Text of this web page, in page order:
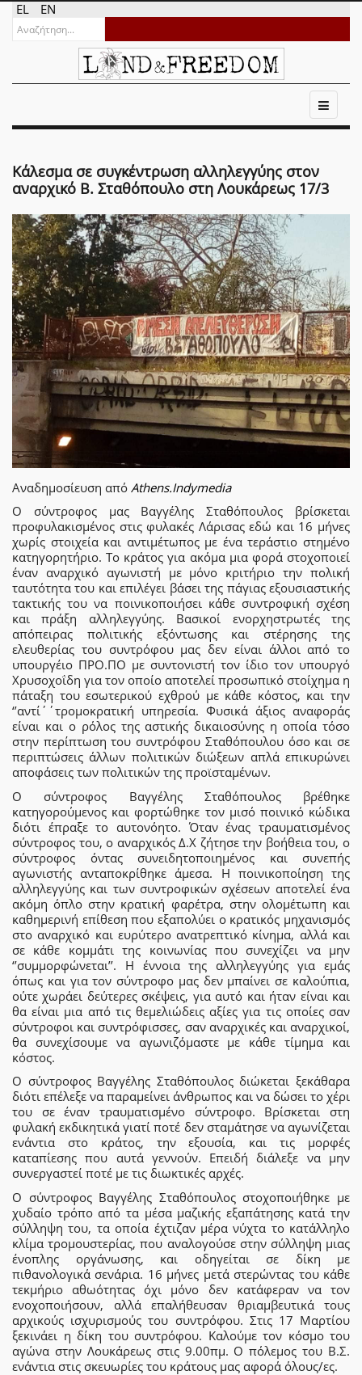
EL EN
Κάλεσμα σε συγκέντρωση αλληλεγγύης στον
αναρχικό Β. Σταθόπουλο στη Λουκάρεως 17/3
Αναδημοσίευση από Athens.Indymedia
Ο σύντροφος μας Βαγγέλης Σταθόπουλος βρίσκεται
προφυλακισμένος στις φυλακές Λάρισας εδώ και 16 μήνες
χωρίς στοιχεία και αντιμέτωπος με ένα τεράστιο στημένο
κατηγορητήριο. Το κράτος για ακόμα μια φορά στοχοποιεί
έναν αναρχικό αγωνιστή με μόνο κριτήριο την πολική
ταυτότητα του και επιλέγει βάσει της πάγιας εξουσιαστικής
τακτικής του να ποινικοποιήσει κάθε συντροφική σχέση
και πράξη αλληλεγγύης. Βασικοί ενορχηστρωτές της
απόπειρας πολιτικής εξόντωσης και στέρησης της
ελευθερίας του συντρόφου μας δεν είναι άλλοι από το
υπουργέιο ΠΡΟ.ΠΟ με συντονιστή τον ίδιο τον υπουργό
Χρυσοχοΐδη για τον οποίο αποτελεί προσωπικό στοίχημα η
πάταξη του εσωτερικού εχθρού με κάθε κόστος, και την
‘’αντί΄΄τρομοκρατική υπηρεσία. Φυσικά άξιος αναφοράς
είναι και ο ρόλος της αστικής δικαιοσύνης η οποία τόσο
στην περίπτωση του συντρόφου Σταθόπουλου όσο και σε
περιπτώσεις άλλων πολιτικών διώξεων απλά επικυρώνει
αποφάσεις των πολιτικών της προϊσταμένων.
Ο σύντροφος Βαγγέλης Σταθόπουλος βρέθηκε
κατηγορούμενος και φορτώθηκε τον μισό ποινικό κώδικα
διότι έπραξε το αυτονόητο. Όταν ένας τραυματισμένος
σύντροφος του, ο αναρχικός Δ.Χ ζήτησε την βοήθεια του, ο
σύντροφος όντας συνειδητοποιημένος και συνεπής
αγωνιστής ανταποκρίθηκε άμεσα. Η ποινικοποίηση της
αλληλεγγύης και των συντροφικών σχέσεων αποτελεί ένα
ακόμη όπλο στην κρατική φαρέτρα, στην ολομέτωπη και
καθημερινή επίθεση που εξαπολύει ο κρατικός μηχανισμός
στο αναρχικό και ευρύτερο ανατρεπτικό κίνημα, αλλά και
σε κάθε κομμάτι της κοινωνίας που συνεχίζει να μην
‘’συμμορφώνεται’’. Η έννοια της αλληλεγγύης για εμάς
όπως και για τον σύντροφο μας δεν μπαίνει σε καλούπια,
ούτε χωράει δεύτερες σκέψεις, για αυτό και ήταν είναι και
θα είναι μια από τις θεμελιώδεις αξίες για τις οποίες σαν
σύντροφοι και συντρόφισσες, σαν αναρχικές και αναρχικοί,
θα συνεχίσουμε να αγωνιζόμαστε με κάθε τίμημα και
κόστος.
Ο σύντροφος Βαγγέλης Σταθόπουλος διώκεται ξεκάθαρα
διότι επέλεξε να παραμείνει άνθρωπος και να δώσει το χέρι
του σε έναν τραυματισμένο σύντροφο. Βρίσκεται στη
φυλακή εκδικητικά γιατί ποτέ δεν σταμάτησε να αγωνίζεται
ενάντια στο κράτος, την εξουσία, και τις μορφές
καταπίεσης που αυτά γεννούν. Επειδή διάλεξε να μην
συνεργαστεί ποτέ με τις διωκτικές αρχές.
Ο σύντροφος Βαγγέλης Σταθόπουλος στοχοποιήθηκε με
χυδαίο τρόπο από τα μέσα μαζικής εξαπάτησης κατά την
σύλληψη του, τα οποία έχτιζαν μέρα νύχτα το κατάλληλο
κλίμα τρομουστερίας, που αναλογούσε στην σύλληψη μιας
ένοπλης οργάνωσης, και οδηγείται σε δίκη με
πιθανολογικά σενάρια. 16 μήνες μετά στερώντας του κάθε
τεκμήριο αθωότητας όχι μόνο δεν κατάφεραν να τον
ενοχοποιήσουν, αλλά επαλήθευσαν θριαμβευτικά τους
αρχικούς ισχυρισμούς του συντρόφου. Στις 17 Μαρτίου
ξεκινάει η δίκη του συντρόφου. Καλούμε τον κόσμο του
αγώνα στην Λουκάρεως στις 9.00πμ. Ο πόλεμος του Β.Σ.
ενάντια στις σκευωρίες του κράτους μας αφορά όλους/ες.